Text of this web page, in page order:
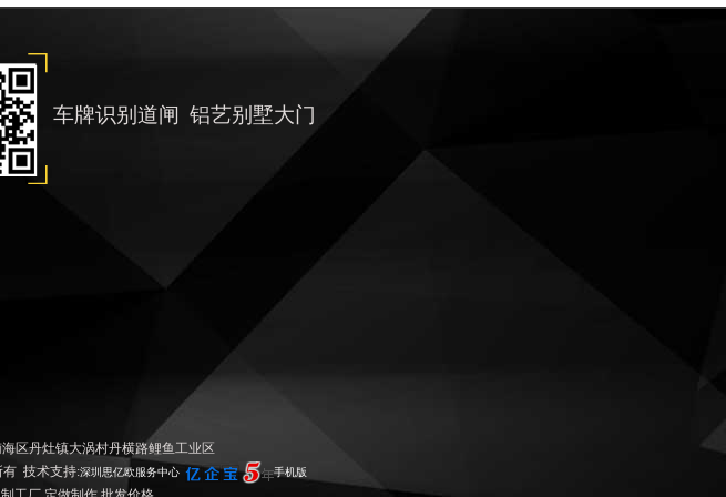
车牌识别道闸 铝艺别墅大门
海区丹灶镇大涡村丹横路鲤鱼工业区
有 技术支持:深圳思亿欧服务中心 手机版